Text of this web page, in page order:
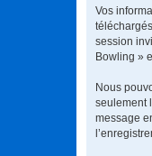
Vos
session
Bowling »
Nous
seulement
message